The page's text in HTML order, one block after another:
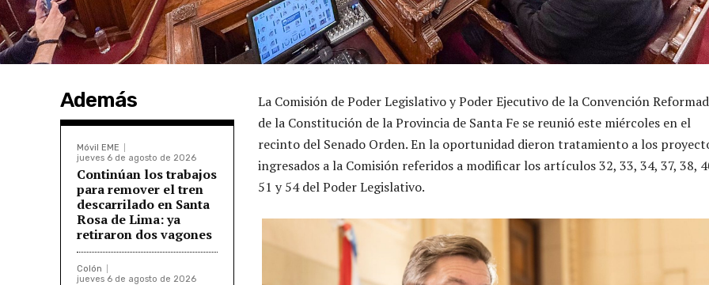
Además
Móvil EME
jueves 6 de agosto de 2026
Continúan los trabajos
para remover el tren
descarrilado en Santa
Rosa de Lima: ya
retiraron dos vagones
Colón
jueves 6 de agosto de 2026
La Comisión de Poder Legislativo y Poder Ejecutivo de la Convención
de la Constitución de la Provincia de Santa Fe se reunió este miércoles en el
recinto del Senado Orden. En la oportunidad dieron tratamiento a los
ingresados a la Comisión referidos a modificar los artículos 32, 33, 34, 37, 38,
51 y 54 del Poder Legislativo.